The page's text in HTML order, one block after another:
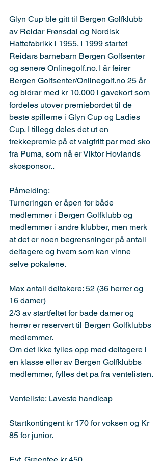
Glyn Cup ble gitt til Bergen Golfklubb
av Reidar Frønsdal og Nordisk
Hattefabrikk i 1955. I 1999 startet
Reidars barnebarn Bergen Golfsenter
og senere Onlinegolf.no. I år feirer
Bergen Golfsenter/Onlinegolf.no 25 år
og bidrar med kr 10,000 i gavekort som
fordeles utover premiebordet til de
beste spillerne i Glyn Cup og Ladies
Cup. I tillegg deles det ut en
trekkepremie på et valgfritt par med sko
fra Puma, som nå er Viktor Hovlands
skosponsor..
Påmelding:
Turneringen er åpen for både
medlemmer i Bergen Golfklubb og
medlemmer i andre klubber, men merk
at det er noen begrensninger på antall
deltagere og hvem som kan vinne
selve pokalene.
Max antall deltakere: 52 (36 herrer og
16 damer)
2/3 av startfeltet for både damer og
herrer er reservert til Bergen Golfklubbs
medlemmer.
Om det ikke fylles opp med deltagere i
en klasse eller av Bergen Golfklubbs
medlemmer, fylles det på fra ventelisten.
Venteliste: Laveste handicap
Startkontingent kr 170 for voksen og Kr
85 for junior.